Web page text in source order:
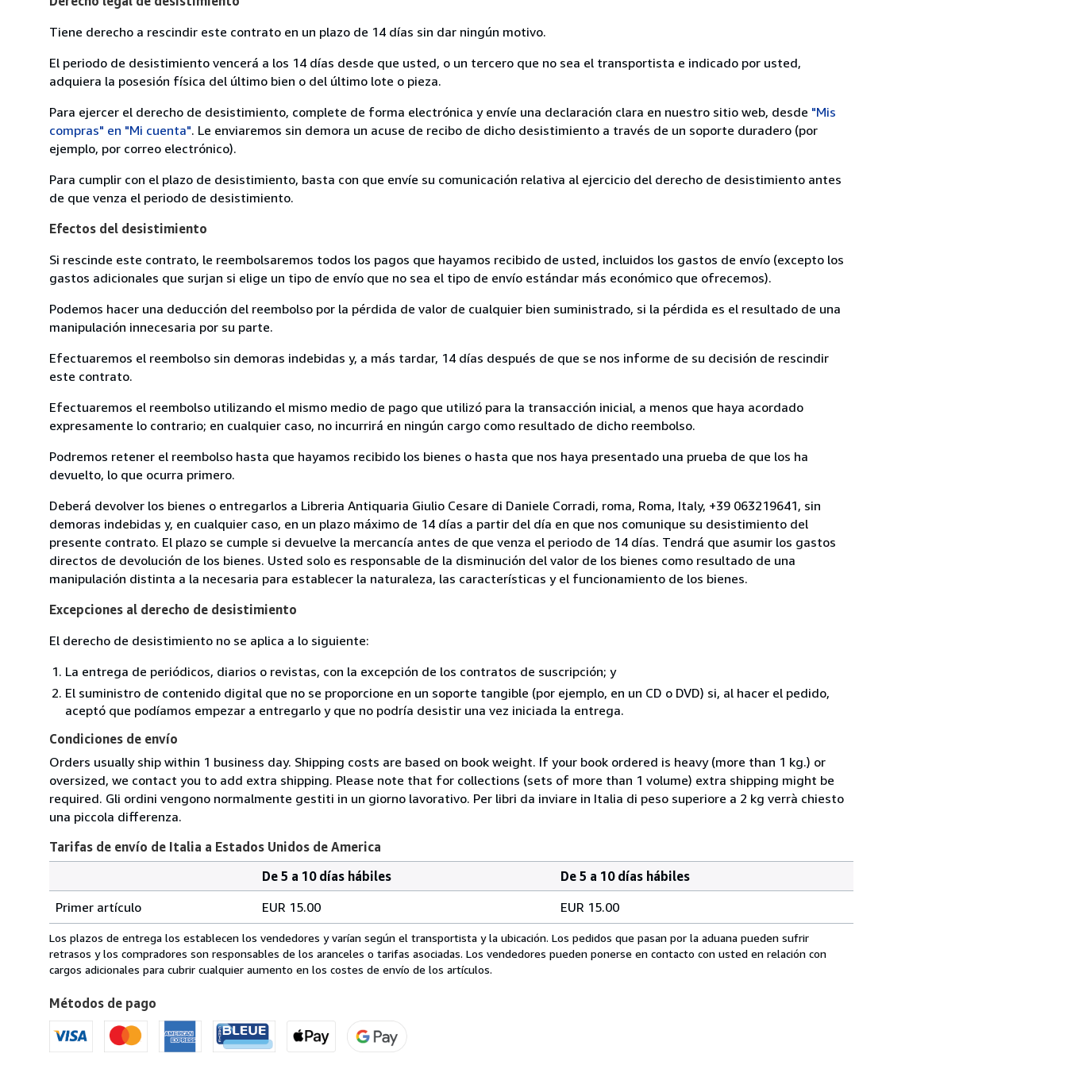
Tiene derecho a rescindir este contrato en un plazo de 14 días sin dar ningún motivo.
El periodo de desistimiento vencerá a los 14 días desde que usted, o un tercero que no sea el transportista e indicado por usted,
adquiera la posesión física del último bien o del último lote o pieza.
Para ejercer el derecho de desistimiento, complete de forma electrónica y envíe una declaración clara en nuestro sitio web, desde "Mis
compras" en "Mi cuenta". Le enviaremos sin demora un acuse de recibo de dicho desistimiento a través de un soporte duradero (por
ejemplo, por correo electrónico).
Para cumplir con el plazo de desistimiento, basta con que envíe su comunicación relativa al ejercicio del derecho de desistimiento antes
de que venza el periodo de desistimiento.
Efectos del desistimiento
Si rescinde este contrato, le reembolsaremos todos los pagos que hayamos recibido de usted, incluidos los gastos de envío (excepto los
gastos adicionales que surjan si elige un tipo de envío que no sea el tipo de envío estándar más económico que ofrecemos).
Podemos hacer una deducción del reembolso por la pérdida de valor de cualquier bien suministrado, si la pérdida es el resultado de una
manipulación innecesaria por su parte.
Efectuaremos el reembolso sin demoras indebidas y, a más tardar, 14 días después de que se nos informe de su decisión de rescindir
este contrato.
Efectuaremos el reembolso utilizando el mismo medio de pago que utilizó para la transacción inicial, a menos que haya acordado
expresamente lo contrario; en cualquier caso, no incurrirá en ningún cargo como resultado de dicho reembolso.
Podremos retener el reembolso hasta que hayamos recibido los bienes o hasta que nos haya presentado una prueba de que los ha
devuelto, lo que ocurra primero.
Deberá devolver los bienes o entregarlos a Libreria Antiquaria Giulio Cesare di Daniele Corradi, roma, Roma, Italy, +39 063219641, sin
demoras indebidas y, en cualquier caso, en un plazo máximo de 14 días a partir del día en que nos comunique su desistimiento del
presente contrato. El plazo se cumple si devuelve la mercancía antes de que venza el periodo de 14 días. Tendrá que asumir los gastos
directos de devolución de los bienes. Usted solo es responsable de la disminución del valor de los bienes como resultado de una
manipulación distinta a la necesaria para establecer la naturaleza, las características y el funcionamiento de los bienes.
Excepciones al derecho de desistimiento
El derecho de desistimiento no se aplica a lo siguiente:
La entrega de periódicos, diarios o revistas, con la excepción de los contratos de suscripción; y
El suministro de contenido digital que no se proporcione en un soporte tangible (por ejemplo, en un CD o DVD) si, al hacer el pedido,
aceptó que podíamos empezar a entregarlo y que no podría desistir una vez iniciada la entrega.
Condiciones de envío
Orders usually ship within 1 business day. Shipping costs are based on book weight. If your book ordered is heavy (more than 1 kg.) or
oversized, we contact you to add extra shipping. Please note that for collections (sets of more than 1 volume) extra shipping might be
required. Gli ordini vengono normalmente gestiti in un giorno lavorativo. Per libri da inviare in Italia di peso superiore a 2 kg verrà chiesto
una piccola differenza.
Tarifas de envío de Italia a Estados Unidos de America
de
envío
de
Italia
Estados
Unidos
de
America
pedido
De 5 a 10 días hábiles
De 5 a 10 días hábiles
Primer artículo
EUR 15.00 EUR 15.00
Los plazos de entrega los establecen los vendedores y varían según el transportista y la ubicación. Los pedidos que pasan por la aduana pueden sufrir
retrasos y los compradores son responsables de los aranceles o tarifas asociadas. Los vendedores pueden ponerse en contacto con usted en relación con
cargos adicionales para cubrir cualquier aumento en los costes de envío de los artículos.
Métodos de pago